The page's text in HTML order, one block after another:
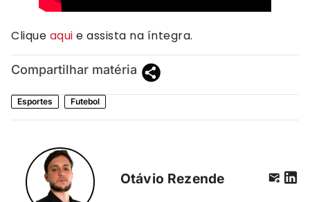
Clique aqui e assista na íntegra.
Compartilhar matéria
Esportes Futebol
Otávio Rezende